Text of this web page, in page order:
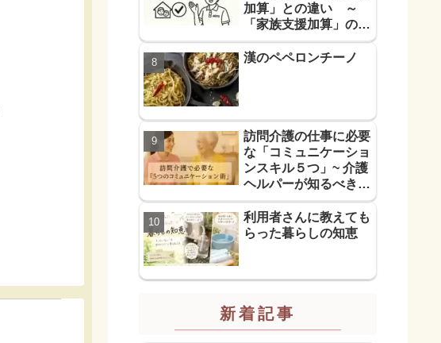
加算」との違い ～
「家族支援加算」の算
定要件と支援方法！を
解説します～
漢のペペロンチーノ
訪問介護の仕事に必要
な「コミュニケーショ
ンスキル５つ」~ 介護
ヘルパーが知るべき
「信頼に必要なコミュ
力５つ」~
利用者さんに教えても
らった暮らしの知恵
新着記事